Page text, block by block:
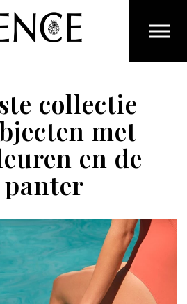
ga direct naar de inhoud
collectie
met
en de